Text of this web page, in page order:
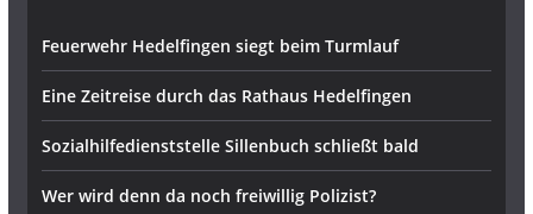
Feuerwehr Hedelfingen siegt beim Turmlauf
Eine Zeitreise durch das Rathaus Hedelfingen
Sozialhilfedienststelle Sillenbuch schließt bald
Wer wird denn da noch freiwillig Polizist?